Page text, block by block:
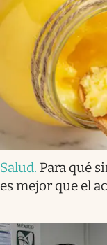
Salud. Para qué
es mejor que el